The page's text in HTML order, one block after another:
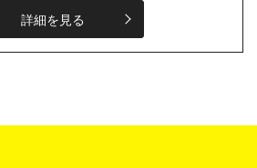
の心にすっと届く、わかりやすくて
温か...
詳細を見る